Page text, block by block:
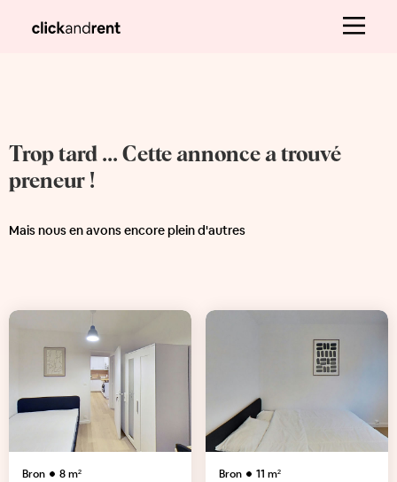
Trop tard ... Cette annonce a trouvé
preneur !
Mais nous en avons encore plein d'autres
Bron 8m² Bron 11 m²